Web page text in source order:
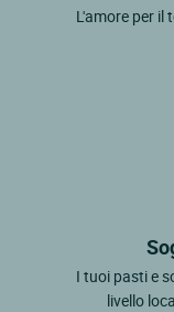
L'amore per il
I tuoi pasti e
livello